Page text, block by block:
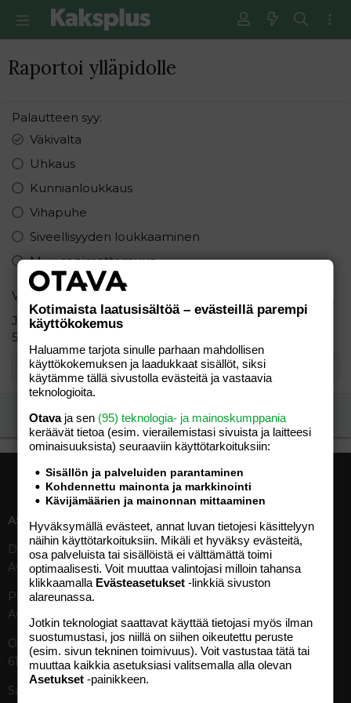
Raportoi ylläpidolle
Palautteen syy
Väkivalta
Uhkaus
Kunnianloukkaus
Vihapuhe
Siveellisyyden loukkaaminen
Muu sopimattomuus
Varmistus
Järjestä seuraavat numerot pienimmästä suurimpaan:
5 1 8
Ilmoita asiaton viesti
ASIAKASPALVELU
Digipalvelut (09) 156 6227
Avoinna ma–pe 8–19
Painettu lehti (09) 156 665
Avoinna ma–pe 8–19
Otavamedian vaihde (09) 156
61
Sähköposti (digi)
MEDIATIEDOT
Tekniset tiedot, aikataulut ja
ilmoitushinnat
Tietoa verkon kävijöistä
Avoimuusraportti
Käyttöehdot
TUOTTEET
Kotimaista laatusisältöä – evästeillä parempi
käyttökokemus
Haluamme tarjota sinulle parhaan mahdollisen
käyttökokemuksen ja laadukkaat sisällöt, siksi
käytämme tällä sivustolla evästeitä ja vastaavia
teknologioita.
Otavaja sen (95) teknologia- ja mainoskumppania
keräävät tietoa (esim. vierailemis­tasi sivuista ja laitteesi
ominaisuuk­sista) seuraaviin käyttötarkoituksiin:
Sisällön ja palveluiden parantaminen
Kohdennettu mainonta ja markkinointi
Kävijämäärien ja mainonnan mittaaminen
Hyväksymällä evästeet, annat luvan tietojesi käsittelyyn
näihin käyttötarkoituksiin. Mikäli et hyväksy evästeitä,
osa palveluista tai sisällöistä ei välttämättä toimi
optimaalisesti. Voit muuttaa valintojasi milloin tahansa
klikkaamalla Evästeasetukset -linkkiä sivuston
alareunassa.
Jotkin teknologiat saattavat käyttää tietojasi myös ilman
suostumustasi, jos niillä on siihen oikeutettu peruste
(esim. sivun tekninen toimivuus). Voit vastustaa tätä tai
muuttaa kaikkia asetuksiasi valitsemalla alla olevan
Asetukset -painikkeen.